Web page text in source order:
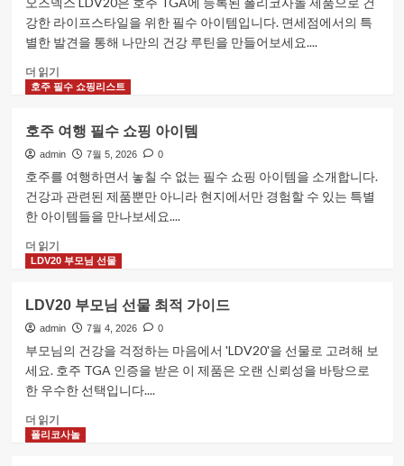
꼭
사
야
할
아
에
대
해
더
읽
어
보
기
강한 라이프스타일을 위한 필수 아이템입니다. 면세점에서의 특
별한 발견을 통해 나만의 건강 루틴을 만들어보세요....
더 읽기폴
리
놀
과
건
강
한
라
이
프
일
에
대
해
더
읽
어
보
기
호주 필수 쇼핑리스트
호주 여행 필수 쇼핑 아이템
admin 7월 5, 2026 0
호주를 여행하면서 놓칠 수 없는 필수 쇼핑 아이템을 소개합니다.
건강과 관련된 제품뿐만 아니라 현지에서만 경험할 수 있는 특별
한 아이템들을 만나보세요....
더 읽기호
주
필
수
쇼
핑
아
이
템
에
LDV20 부모님 선물
LDV20 부모님 선물 최적 가이드
admin 7월 4, 2026 0
부모님의 건강을 걱정하는 마음에서 'LDV20'을 선물로 고려해 보
세요. 호주 TGA 인증을 받은 이 제품은 오랜 신뢰성을 바탕으로
한 우수한 선택입니다....
더 읽기LDV20
부
폴리코사놀